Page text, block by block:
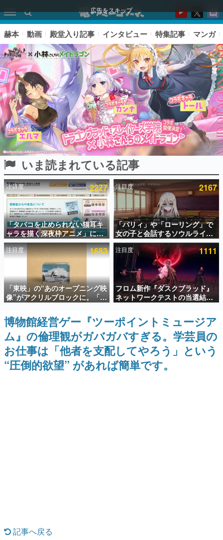
広告をスキップ
ピックアップ
電ファミのいま読まれている記事ランキング
アプリセール情報
インタビュー
連載・特集一覧
殿堂入り記事
SNS拡散数が数千以上！ ページビュー数万以上！ などな
ど。多くの人々に読まれた、電ファミ渾身の“殿堂入り”記
事をまとめました。
ゲームの企画書
名作ゲームクリエイターの方々に製作時のエピソードをお
聞きし、ヒットする企画（ゲーム）とは何か？を探ってい
きます。
赫本
この物語を解いてはいけない。『赫本』は、〈試験問題〉
赫本 動画 殿堂入り記事 インタビュー 特集記事 マンガ
いま読まれている記事
注目度 2277
「タバコを止められない猫耳キ
ャラを描く深夜枠アニメ」に視
聴者の一部から批判意見。違法
薬物の使用と思しき描写も含め
て、BPOが議論を交わす
注目度 2167
「パリィ」や「ローリング」で
女の子と会話するソウルライク
恋愛ゲーム『小早川さんはソウ
ルライク』無料公開。返事に失
敗すると「YOU DIED」
注目度 1683
「東映」の“あのオープニング映
像”がアクリルブロックに。「東
映ヒストリカル グッズコレクシ
ョン」が8月下旬より発売
注目度 1111
フロム新作『ダスクブラッド』
ネットワークテストの当選結果
が8月7日22時に発表。応募サイ
トのマイページから確認可能、
テスト実施は8月21日～24日
博物館経営ゲー『ツーポイントミュージア
ム』の倫理観がガバガバすぎる。学芸員の
お仕事は「他者を支配してやろう」という
“圧倒的欲望” があれば簡単です。
記事へ戻る